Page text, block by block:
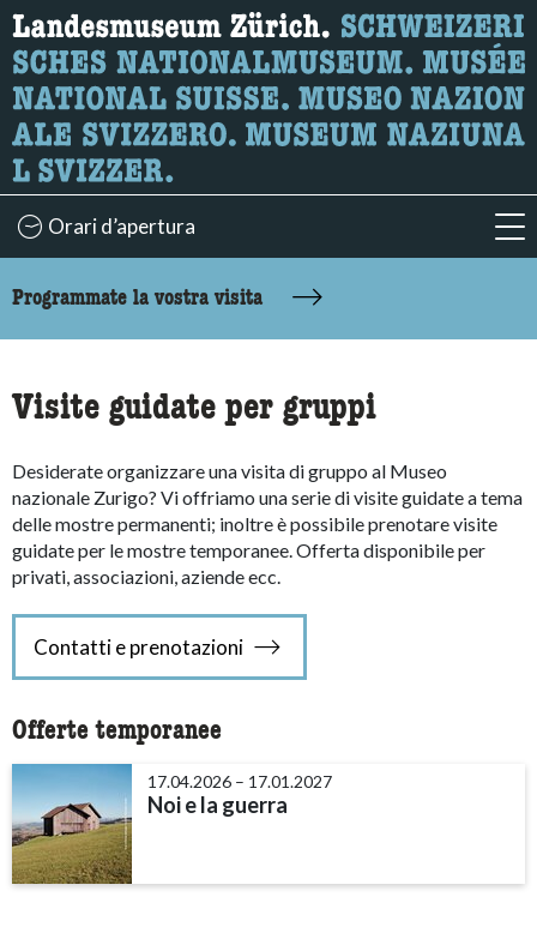
Ricerca
Qui è possibile cercare i contenuti della pagina.
Orari d’apertura
Programmate la vostra visita
Visite guidate per gruppi
Desiderate organizzare una visita di gruppo al Museo
nazionale Zurigo? Vi offriamo una serie di visite guidate a tema
delle mostre permanenti; inoltre è possibile prenotare visite
guidate per le mostre temporanee. Offerta disponibile per
privati, associazioni, aziende ecc.
Contatti e prenotazioni
Offerte temporanee
17.04.2026 – 17.01.2027
Noi e la guerra